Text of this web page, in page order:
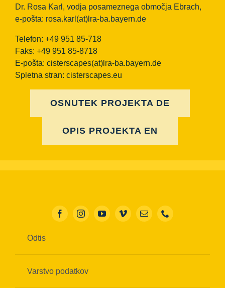
Dr. Rosa Karl, vodja posameznega območja Ebrach,
e-pošta: rosa.karl(at)lra-ba.bayern.de
Telefon: +49 951 85-718
Faks: +49 951 85-8718
E-pošta: cisterscapes(at)lra-ba.bayern.de
Spletna stran: cisterscapes.eu
OSNUTEK PROJEKTA DE
OPIS PROJEKTA EN
Odtis
Varstvo podatkov